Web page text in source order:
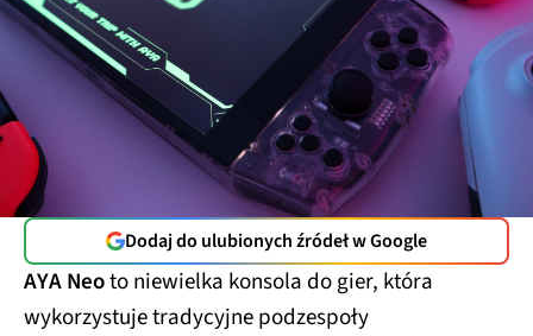
Dodaj do ulubionych źródeł w Google
AYA Neoto niewielka konsola do gier, która
wykorzystuje tradycyjne podzespoły